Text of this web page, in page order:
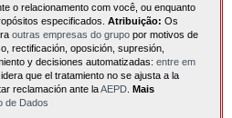
o relacionamento com você, ou enquanto
especificados. Atribuição: Os
outras empresas do grupo por motivos de
rectificación, oposición, supresión,
y decisiones automatizadas: entre em
que el tratamiento no se ajusta a la
reclamación ante laAEPD Mais
de Dados